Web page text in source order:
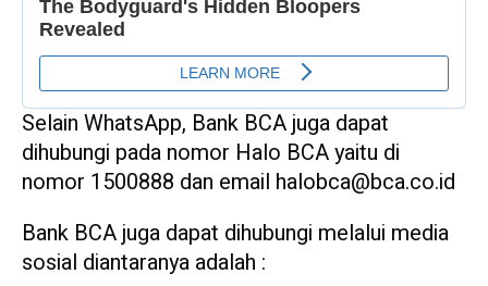
Selain WhatsApp, Bank BCA juga dapat
dihubungi pada nomor Halo BCA yaitu di
nomor 1500888 dan email halobca@bca.co.id
Bank BCA juga dapat dihubungi melalui media
sosial diantaranya adalah :